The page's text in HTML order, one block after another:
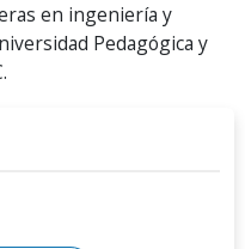
en ingeniería y
Pedagógica y